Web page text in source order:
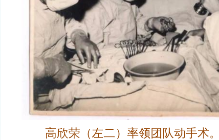
高欣荣（左二）率领团队动手术